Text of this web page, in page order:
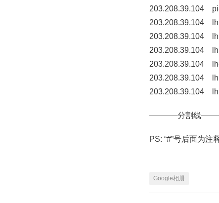
203.208.39.104
203.208.39.104
203.208.39.104
203.208.39.104
203.208.39.104
203.208.39.104
203.208.39.104
———–分割线
PS: “#”号后面为注
Google相册